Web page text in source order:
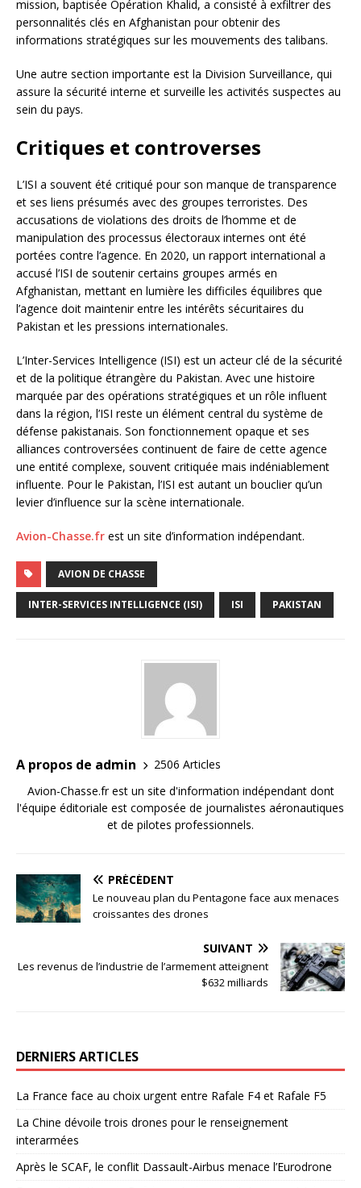
mission, baptisée Opération Khalid, a consisté à exfiltrer des
personnalités clés en Afghanistan pour obtenir des
informations stratégiques sur les mouvements des talibans.
Une autre section importante est la Division Surveillance, qui
assure la sécurité interne et surveille les activités suspectes au
sein du pays.
Critiques et controverses
L’ISI a souvent été critiqué pour son manque de transparence
et ses liens présumés avec des groupes terroristes. Des
accusations de violations des droits de l’homme et de
manipulation des processus électoraux internes ont été
portées contre l’agence. En 2020, un rapport international a
accusé l’ISI de soutenir certains groupes armés en
Afghanistan, mettant en lumière les difficiles équilibres que
l’agence doit maintenir entre les intérêts sécuritaires du
Pakistan et les pressions internationales.
L’Inter-Services Intelligence (ISI) est un acteur clé de la sécurité
et de la politique étrangère du Pakistan. Avec une histoire
marquée par des opérations stratégiques et un rôle influent
dans la région, l’ISI reste un élément central du système de
défense pakistanais. Son fonctionnement opaque et ses
alliances controversées continuent de faire de cette agence
une entité complexe, souvent critiquée mais indéniablement
influente. Pour le Pakistan, l’ISI est autant un bouclier qu’un
levier d’influence sur la scène internationale.
Avion-Chasse.fr est un site d’information indépendant.
AVION DE CHASSE
INTER-SERVICES INTELLIGENCE (ISI) ISI PAKISTAN
A propos de admin
2506 Articles
Avion-Chasse.fr est un site d'information indépendant dont
l'équipe éditoriale est composée de journalistes aéronautiques
et de pilotes professionnels.
PRÉCÉDENT
Le nouveau plan du Pentagone face aux menaces
croissantes des drones
SUIVANT
Les revenus de l’industrie de l’armement atteignent
$632 milliards
DERNIERS ARTICLES
La France face au choix urgent entre Rafale F4 et Rafale F5
La Chine dévoile trois drones pour le renseignement
interarmées
Après le SCAF, le conflit Dassault-Airbus menace l’Eurodrone